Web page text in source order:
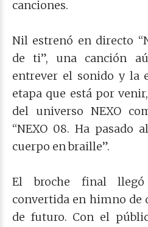
canciones.
Nil estrenó en directo
de ti”, una canción
entrever el sonido y la
etapa que está por
del universo NEXO
“NEXO 08. Ha pasado
cuerpo en braille”.
El broche final llegó
convertida en himno de
de futuro. Con el